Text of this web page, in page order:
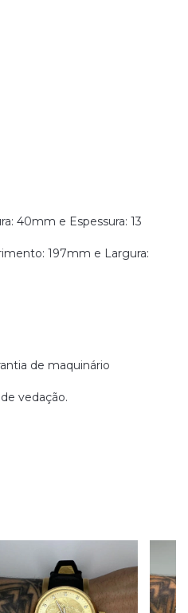
40mm e Espessura: 13
197mm e Largura:
de maquinário
vedação.